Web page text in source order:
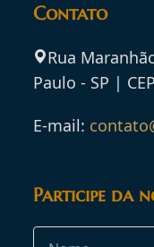
Contato
Rua
Paulo - SP |
E-mail:
Participe da